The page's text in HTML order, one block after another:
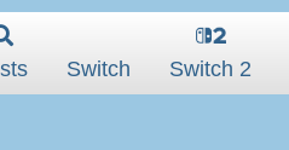
Switch Switch 2